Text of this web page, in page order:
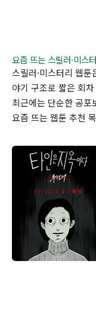
요즘 뜨는 스릴러·미스
스릴러·미스터리 웹
야기 구조로 짧은 회
최근에는 단순한 공포
요즘 뜨는 웹툰 추천